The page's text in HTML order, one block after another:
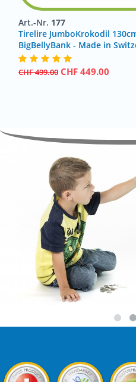
Art.-Nr. 177
Tirelire JumboKrokodil
BigBellyBank - Made in
CHF499.00 CHF 449.00